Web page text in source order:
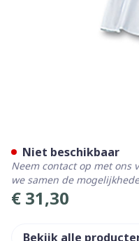
€ 31,30
Niet beschikbaar
Neem contact op met ons
we samen de
Bekijk alle